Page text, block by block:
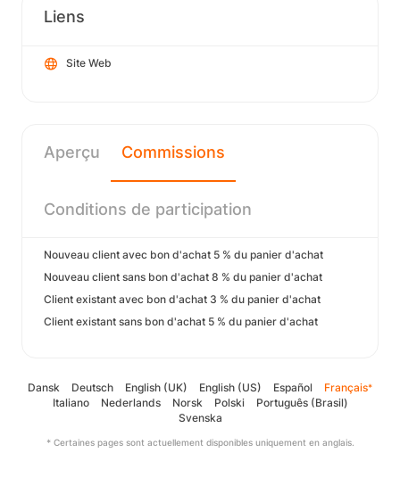
Liens
Site Web
Aperçu Commissions
Conditions de participation
Nouveau client avec bon d'achat 5 % du panier d'achat
Nouveau client sans bon d'achat 8 % du panier d'achat
Client existant avec bon d'achat 3 % du panier d'achat
Client existant sans bon d'achat 5 % du panier d'achat
Dansk Deutsch English (UK) English (US) Español Français*
Italiano Nederlands Norsk Polski
Português (Brasil)
Svenska
* Certaines pages sont actuellement disponibles uniquement en anglais.